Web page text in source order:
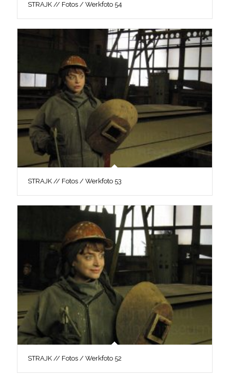
STRAJK // Fotos / Werkfoto 54
STRAJK // Fotos / Werkfoto 53
STRAJK // Fotos / Werkfoto 52